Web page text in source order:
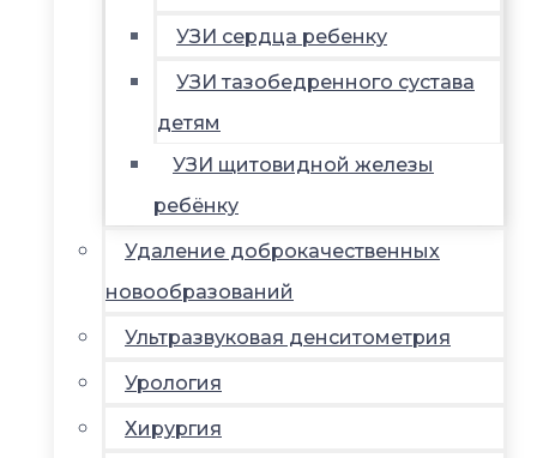
УЗИ сердца ребенку
УЗИ тазобедренного сустава
детям
УЗИ щитовидной железы
ребёнку
Удаление доброкачественных
новообразований
Ультразвуковая денситометрия
Урология
Хирургия